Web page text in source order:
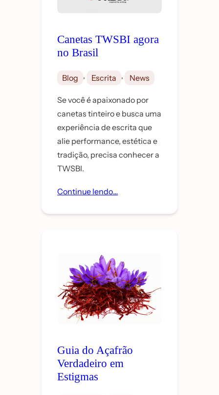
Canetas TWSBI agora
no Brasil
Blog , Escrita , News
Se você é apaixonado por
canetas tinteiro e busca uma
experiência de escrita que
alie performance, estética e
tradição, precisa conhecer a
TWSBI.
Continue lendo…
Guia do Açafrão
Verdadeiro em
Estigmas